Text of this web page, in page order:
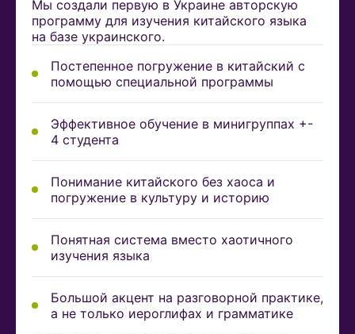
Мы создали первую в Украине авторскую
программу для изучения китайского языка
на базе украинского.
Постепенное погружение в китайский с
помощью специальной программы
Эффективное обучение в минигруппах +-
4 студента
Понимание китайского без хаоса и
погружение в культуру и историю
Понятная система вместо хаотичного
изучения языка
Большой акцент на разговорной практике,
а не только иероглифах и грамматике